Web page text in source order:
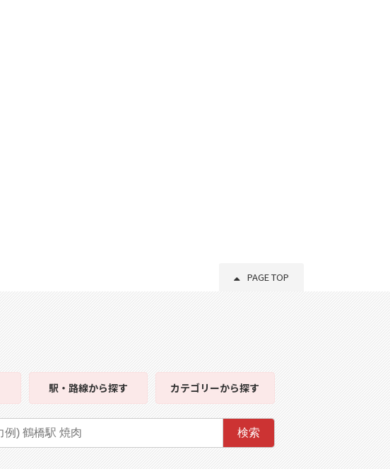
PAGE TOP
駅・路線から探す カテゴリーから探す
検索